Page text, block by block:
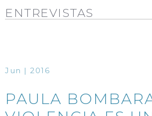
ENTREVISTAS
Jun | 2016
PAULA